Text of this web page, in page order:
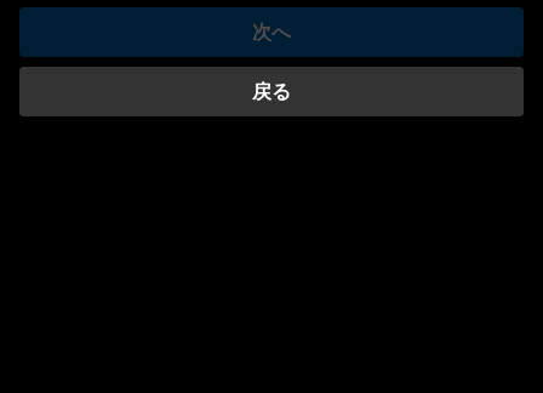
次へ
戻る